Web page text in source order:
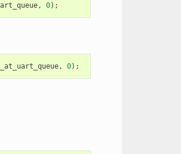
, 0);
, 0);